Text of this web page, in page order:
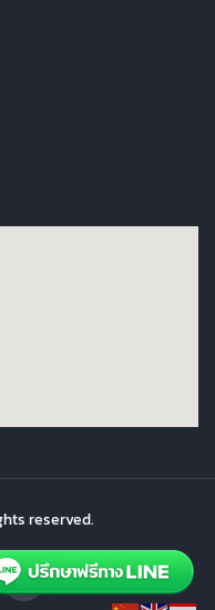
reserved.